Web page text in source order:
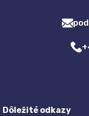
Dôležité odkazy